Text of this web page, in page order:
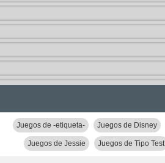
Juegos de -etiqueta- Juegos de Disney
Juegos de Jessie Juegos de Tipo Test